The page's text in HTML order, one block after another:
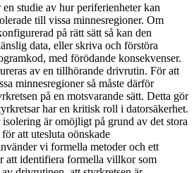
en studie av hur periferienheter kan
till vissa minnesregioner. Om
på rätt sätt så kan den
data, eller skriva och förstöra
med förödande konsekvenser.
av en tillhörande drivrutin. För att
minnesregioner så måste därför
på en motsvarande sätt. Detta gör
har en kritisk roll i datorsäkerhet.
är omöjligt på grund av det stora
att utesluta oönskade
vi formella metoder och ett
att identifiera formella villkor som